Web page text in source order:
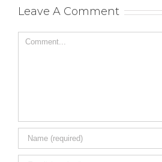
Leave A Comment
Comment